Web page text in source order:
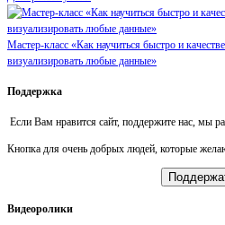
Мастер-класс «Как научиться быстро и
визуализировать любые данные»
Поддержка
Если Вам нравится сайт, поддержите нас, мы
Кнопка для очень добрых людей, которые
Видеоролики